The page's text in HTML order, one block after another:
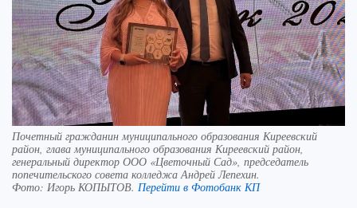
Почетный гражданин муниципального образования Киреевский
район, глава муниципального образования Киреевский район,
генеральный директор ООО «Цветочный Сад», председатель
попечительского совета колледжа Андрей Лепехин.
Фото: Игорь КОПЫТОВ. Перейти в Фотобанк КП